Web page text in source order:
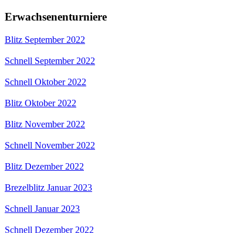
Erwachsenenturniere
Blitz September 2022
Schnell September 2022
Schnell Oktober 2022
Blitz Oktober 2022
Blitz November 2022
Schnell November 2022
Blitz Dezember 2022
Brezelblitz Januar 2023
Schnell Januar 2023
Schnell Dezember 2022